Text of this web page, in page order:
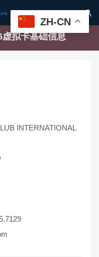

拟卡基础信息
INTERNATIONAL
ZH-CN